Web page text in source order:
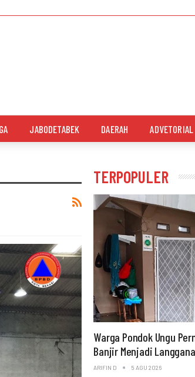
JABODETABEK DAERAH ADVETORIAL
TERPOPULER
Warga Pondok Ungu
Banjir Menjadi
ARIFIN D 5 AGU 2026